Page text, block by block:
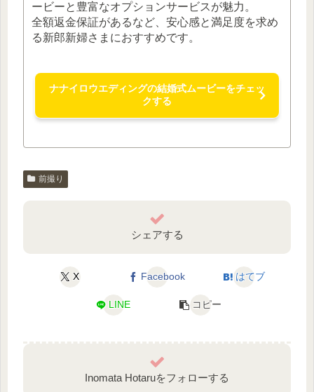
ービーと豊富なオプションサービスが魅力。
全額返金保証があるなど、安心感と満足度を求め
る新郎新婦さまにおすすめです。
ナナイロウエディングの結婚式ムービーをチェッ
クする
前撮り
シェアする
X Facebook はてブ
LINE コピー
Inomata Hotaruをフォローする